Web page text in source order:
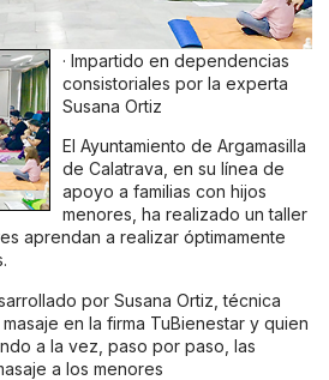
· Impartido en dependencias
consistoriales por la experta
Susana Ortiz
El Ayuntamiento de Argamasilla
de Calatrava, en su línea de
apoyo a familias con hijos
menores, ha realizado un taller
aprendan a realizar óptimamente
por Susana Ortiz, técnica
en la firma TuBienestar y quien
a la vez, paso por paso, las
a los menores